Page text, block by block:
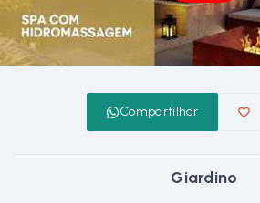
Compartilhar
Giardino